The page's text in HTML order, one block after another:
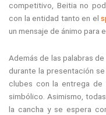
competitivo, Beitia no
con la entidad tanto en el
un mensaje de ánimo para
Además de las palabras
durante la presentación
clubes con la entrega de
simbólico. Asimismo,
la cancha y se espera